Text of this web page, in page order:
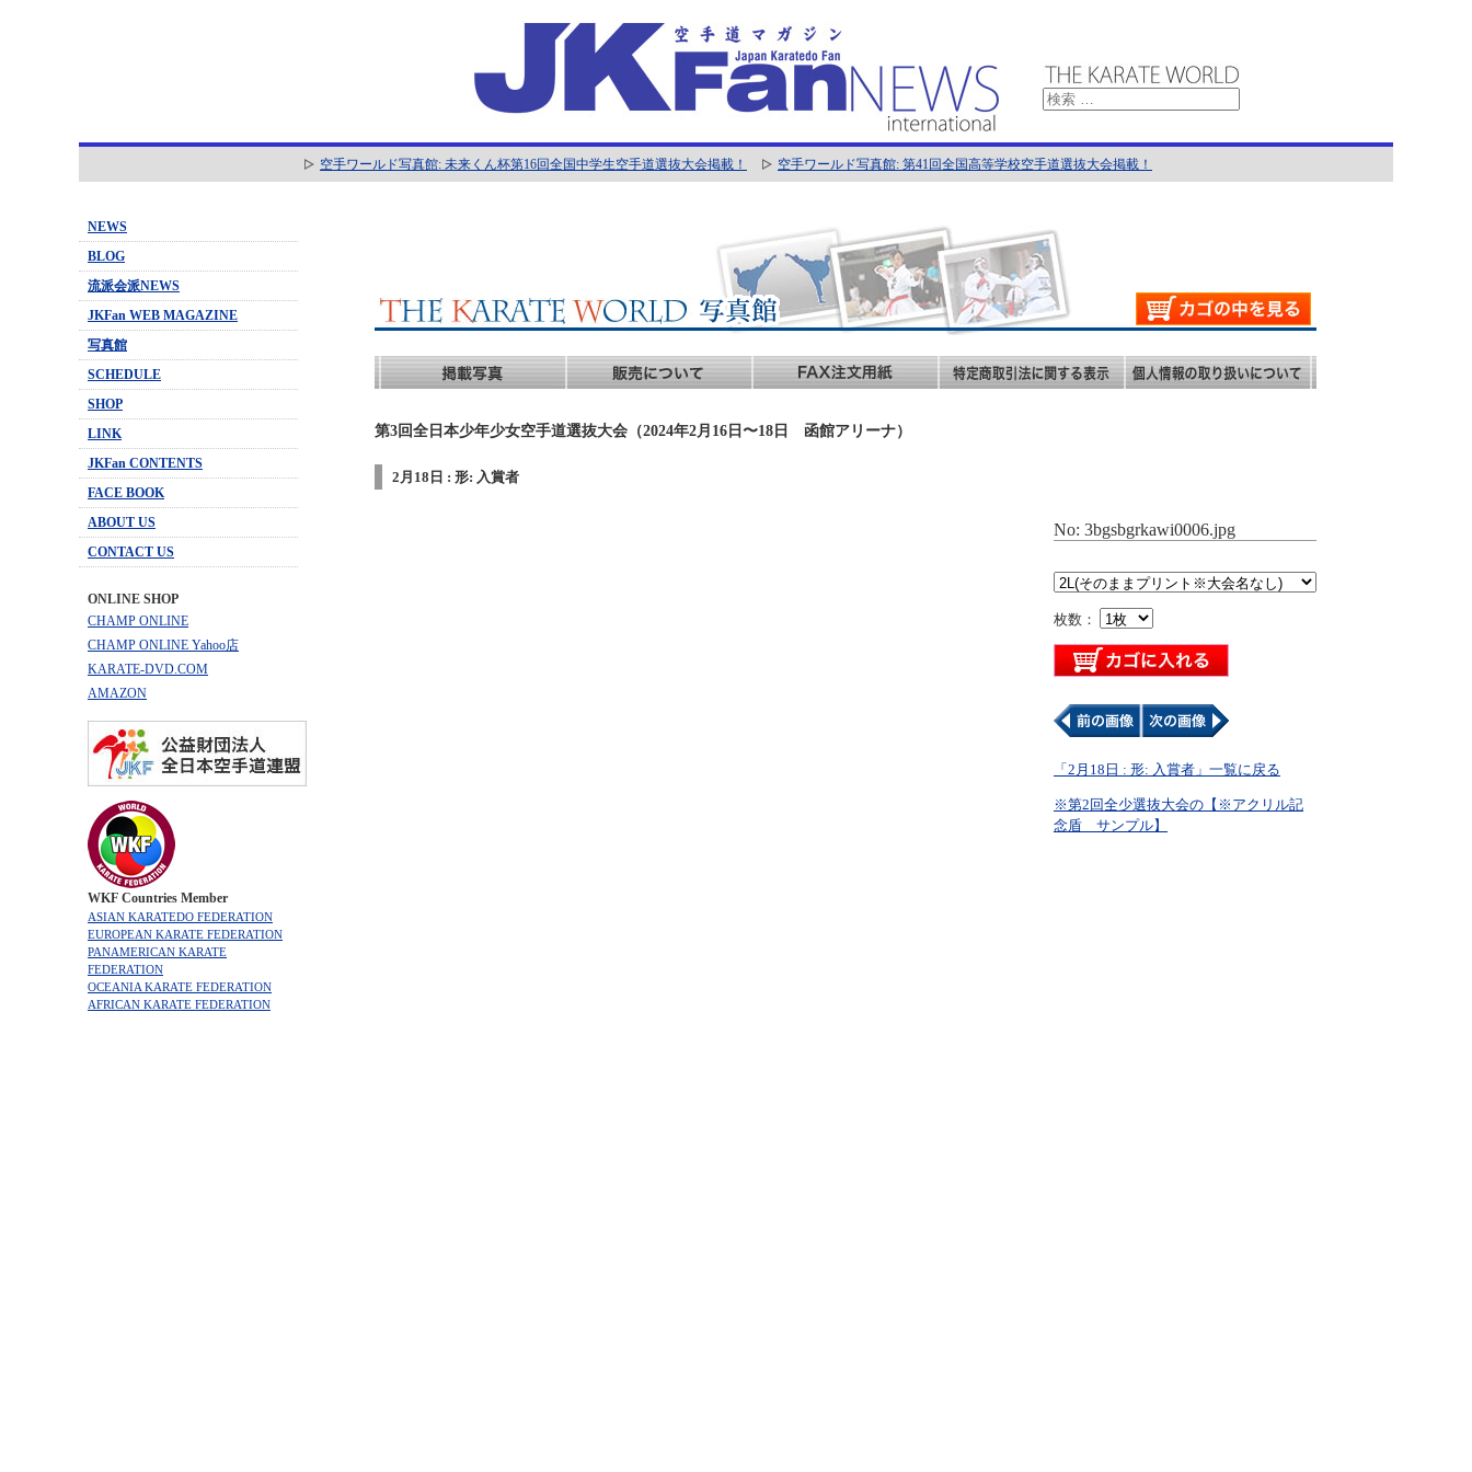
空手ワールド写真館: 未来くん杯第16回全国中学生空手道選抜大会掲載！ 空手ワールド写真館: 第41回全国高等学校空手道選抜大会掲載！
NEWS
BLOG
流派会派NEWS
JKFan WEB MAGAZINE
写真館
SCHEDULE
SHOP
LINK
JKFan CONTENTS
FACE BOOK
ABOUT US
CONTACT US
ONLINE SHOP
CHAMP ONLINE
CHAMP ONLINE Yahoo店
KARATE-DVD.COM
AMAZON
WKF Countries Member
ASIAN KARATEDO FEDERATION
EUROPEAN KARATE FEDERATION
PANAMERICAN KARATE
FEDERATION
OCEANIA KARATE FEDERATION
AFRICAN KARATE FEDERATION
第3回全日本少年少女空手道選抜大会（2024年2月16日〜18日 函館アリーナ）
2月18日 : 形: 入賞者
No: 3bgsbgrkawi0006.jpg
枚数：
「2月18日 : 形: 入賞者」一覧に戻る
※第2回全少選抜大会の【※アクリル記
念盾 サンプル】